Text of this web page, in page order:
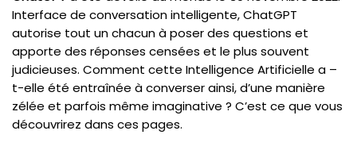
Interface de conversation intelligente, ChatGPT
autorise tout un chacun à poser des questions et
apporte des réponses censées et le plus souvent
judicieuses. Comment cette Intelligence Artificielle a –
t-elle été entraînée à converser ainsi, d’une manière
zélée et parfois même imaginative ? C’est ce que vous
découvrirez dans ces pages.